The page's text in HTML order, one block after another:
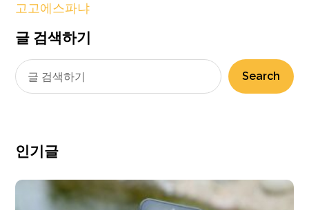
고고에스파냐
글 검색하기
Search
인기글